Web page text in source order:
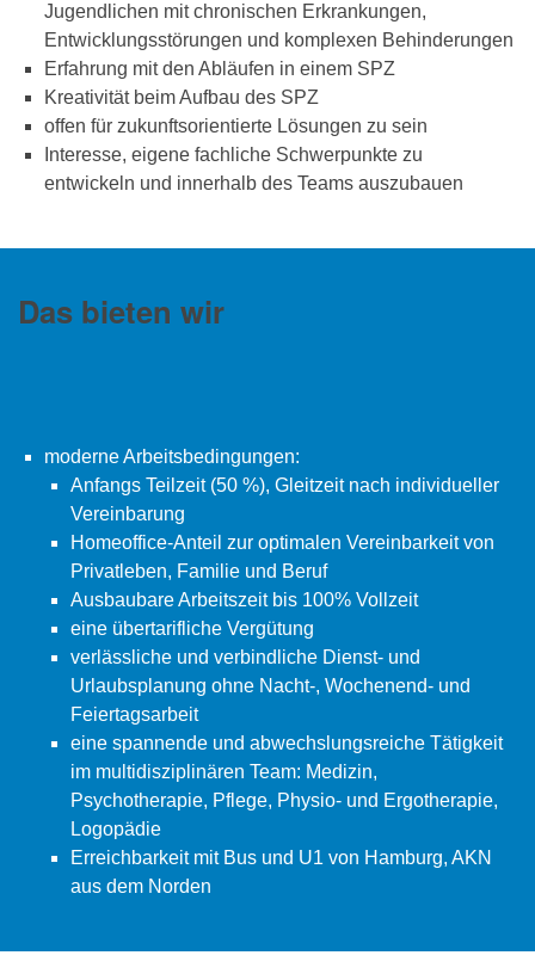
Jugendlichen mit chronischen Erkrankungen,
Entwicklungsstörungen und komplexen Behinderungen
Erfahrung mit den Abläufen in einem SPZ
Kreativität beim Aufbau des SPZ
offen für zukunftsorientierte Lösungen zu sein
Interesse, eigene fachliche Schwerpunkte zu
entwickeln und innerhalb des Teams auszubauen
Das bieten wir
moderne Arbeitsbedingungen:
Anfangs Teilzeit (50 %), Gleitzeit nach individueller
Vereinbarung
Homeoffice-Anteil zur optimalen Vereinbarkeit von
Privatleben, Familie und Beruf
Ausbaubare Arbeitszeit bis 100% Vollzeit
eine übertarifliche Vergütung
verlässliche und verbindliche Dienst- und
Urlaubsplanung ohne Nacht-, Wochenend- und
Feiertagsarbeit
eine spannende und abwechslungsreiche Tätigkeit
im multidisziplinären Team: Medizin,
Psychotherapie, Pflege, Physio- und Ergotherapie,
Logopädie
Erreichbarkeit mit Bus und U1 von Hamburg, AKN
aus dem Norden